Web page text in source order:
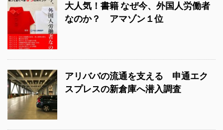
大人気！書籍 なぜ今、外国人労働者
なのか？ アマゾン１位
アリババの流通を支える 申通エク
スプレスの新倉庫へ潜入調査